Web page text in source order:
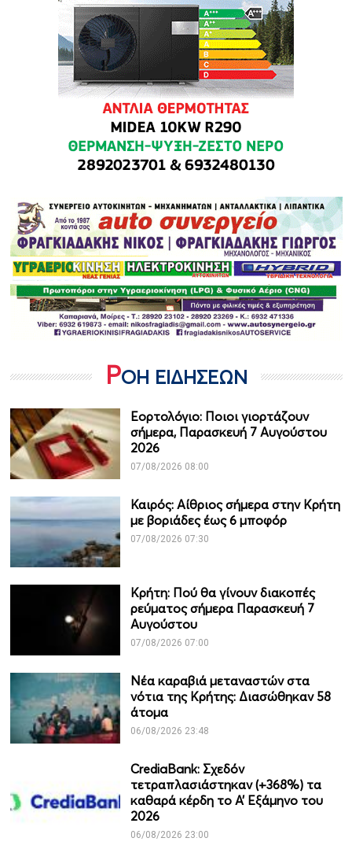
ΡΟΗ ΕΙΔΗΣΕΩΝ
Εορτολόγιο: Ποιοι γιορτάζουν
σήμερα, Παρασκευή 7 Αυγούστου
2026
07/08/2026 08:00
Καιρός: Αίθριος σήμερα στην Κρήτη
με βοριάδες έως 6 μποφόρ
07/08/2026 07:30
Κρήτη: Πού θα γίνουν διακοπές
ρεύματος σήμερα Παρασκευή 7
Αυγούστου
07/08/2026 07:00
Νέα καραβιά μεταναστών στα
νότια της Κρήτης: Διασώθηκαν 58
άτομα
06/08/2026 23:48
CrediaBank: Σχεδόν
τετραπλασιάστηκαν (+368%) τα
καθαρά κέρδη το Α’ Εξάμηνο του
2026
06/08/2026 23:00